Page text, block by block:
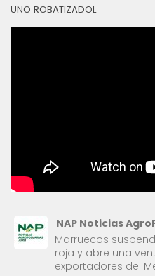
UNO ROBATIZADOL
NAP Noticias
Marruecos
roja y abre una
exportadores del